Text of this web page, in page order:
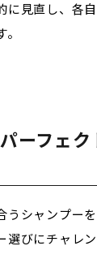
に見直し、各
ーフェ
うシャンプー
選びにチャレ